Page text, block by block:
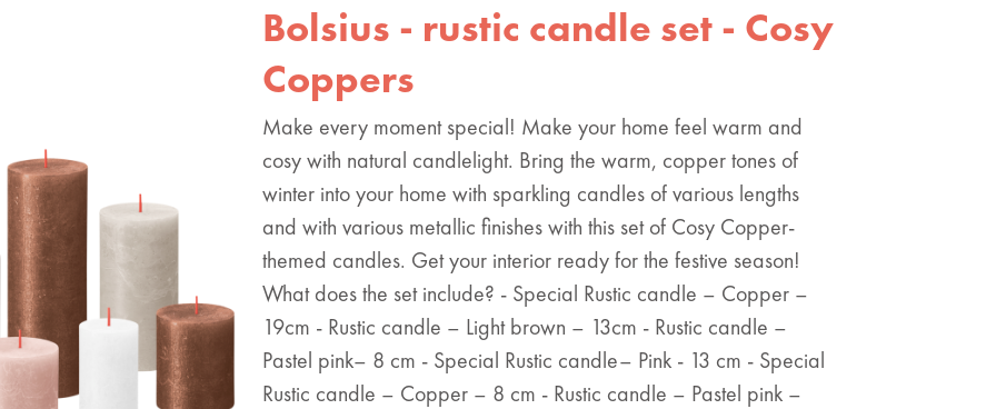
Bolsius - rustic candle set - Cosy
Coppers
Make every moment special! Make your home feel warm and
cosy with natural candlelight. Bring the warm, copper tones of
winter into your home with sparkling candles of various lengths
and with various metallic finishes with this set of Cosy Copper-
themed candles. Get your interior ready for the festive season!
What does the set include? - Special Rustic candle – Copper –
19cm - Rustic candle – Light brown – 13cm - Rustic candle –
Pastel pink– 8 cm - Special Rustic candle– Pink - 13 cm - Special
Rustic candle – Copper – 8 cm - Rustic candle – Pastel pink –